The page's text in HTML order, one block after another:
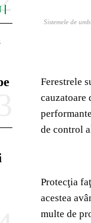
Sistemele de
Ferestrele
cauzatoare
de control
Protecţia
acestea
multe de